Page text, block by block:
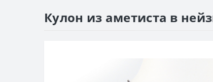
Кулон из аметиста в